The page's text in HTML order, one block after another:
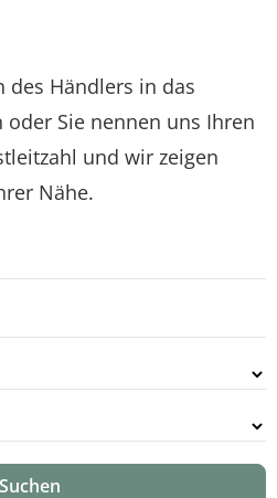
des Händlers in das
oder Sie nennen uns Ihren
und wir zeigen
Nähe.
Suchen